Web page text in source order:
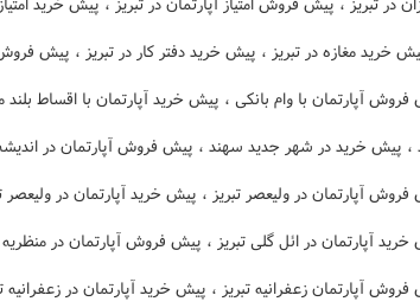
خرید مغازه در تبریز ، پیش خرید دفتر کار در تبریز ، پیش
فروش آپارتمان با وام بانکی ، پیش خرید آپارتمان با اقساط
پیش خرید در شهر جدید سهند ، پیش فروش آپارتمان در اندیشه
فروش آپارتمان در ولیعصر تبریز ، پیش خرید آپارتمان در
خرید آپارتمان در ائل گلی تبریز ، پیش فروش آپارتمان در
فروش آپارتمان زعفرانیه تبریز ، پیش خرید آپارتمان در